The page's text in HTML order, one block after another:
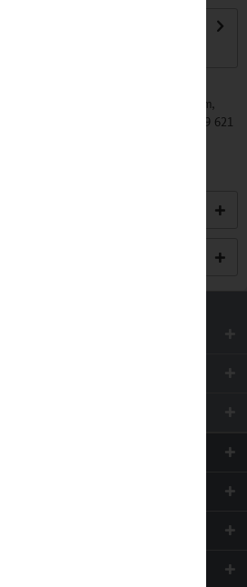
und diskutieren...
Elsa-Brändström-Str. 4, 68229 Mannheim,
https://mycybergroup.com, +49 621
Produkten finden Sie
angesehen